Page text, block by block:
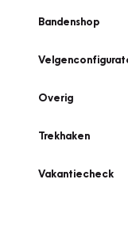
Bandenshop
Overig
Trekhaken
Vakantiecheck